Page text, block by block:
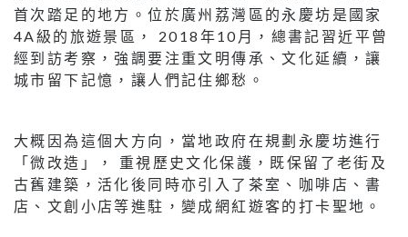
首次踏足的地方。位於廣州荔灣區的永慶坊是國家
4A級的旅遊景區， 2018年10月，總書記習近平曾
經到訪考察，強調要注重文明傳承、文化延續，讓
城市留下記憶，讓人們記住鄉愁。
大概因為這個大方向，當地政府在規劃永慶坊進行
「微改造」， 重視歷史文化保護，既保留了老街及
古舊建築，活化後同時亦引入了茶室、咖啡店、書
店、文創小店等進駐，變成網紅遊客的打卡聖地。